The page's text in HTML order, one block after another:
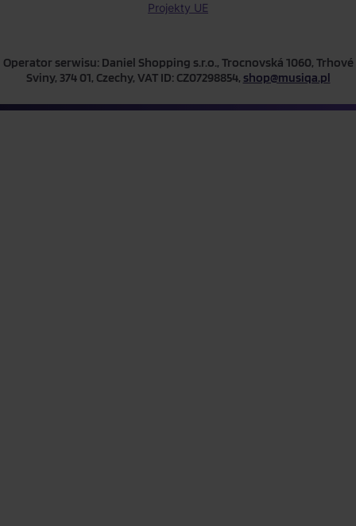
Projekty UE
Operator serwisu: Daniel Shopping s.r.o., Trocnovská 1060, Trhové
Sviny, 374 01, Czechy, VAT ID: CZ07298854, shop@musiqa.pl